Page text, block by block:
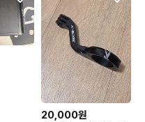
20,000원